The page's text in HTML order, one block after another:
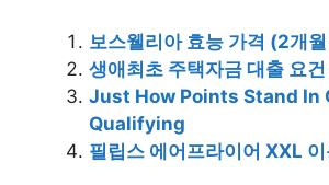
보스웰리아 효능 가격 (2개
생애최초 주택자금 대출 요
Just How Points Stand In
Qualifying
필립스 에어프라이어 XXL 이